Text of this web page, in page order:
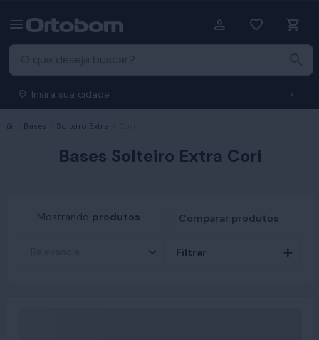
Insira sua cidade
Início
Bases Solteiro Extra
Bases Solteiro Extra Cori
Mostrando produtos Comparar produtos
Filtrar